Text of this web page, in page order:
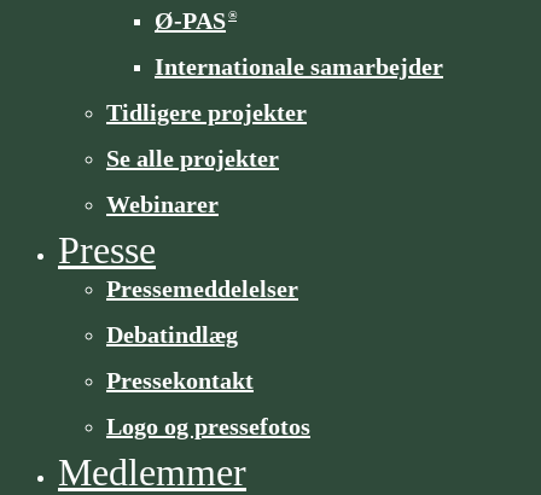
Ø-PAS®
Internationale samarbejder
Tidligere projekter
Se alle projekter
Webinarer
Presse
Pressemeddelelser
Debatindlæg
Pressekontakt
Logo og pressefotos
Medlemmer